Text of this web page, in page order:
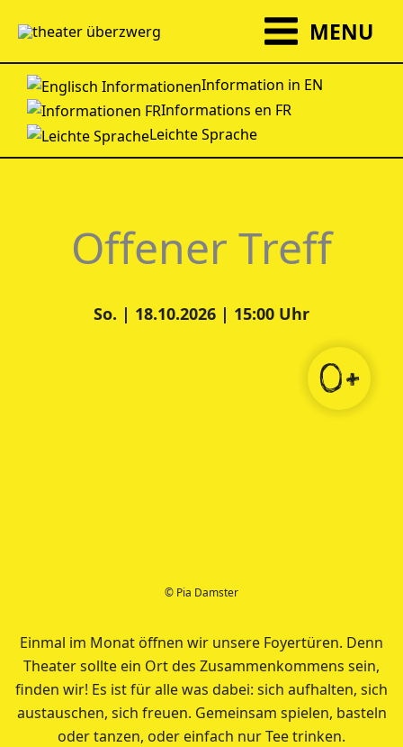
Inhalt
springen
MENU
Information in EN
Informations en FR
Leichte Sprache
Offener Treff
So. | 18.10.2026 | 15:00 Uhr
Einmal im Monat öffnen wir unsere Foyertüren. Denn
Theater sollte ein Ort des Zusammenkommens sein,
finden wir! Es ist für alle was dabei: sich aufhalten, sich
austauschen, sich freuen. Gemeinsam spielen, basteln
oder tanzen, oder einfach nur Tee trinken.
© Pia Damster
0+